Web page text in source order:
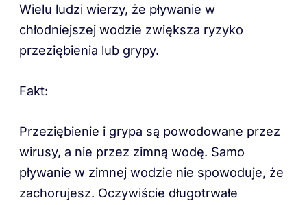
Wielu ludzi wierzy, że pływanie w
chłodniejszej wodzie zwiększa ryzyko
przeziębienia lub grypy.
Fakt:
Przeziębienie i grypa są powodowane przez
wirusy, a nie przez zimną wodę. Samo
pływanie w zimnej wodzie nie spowoduje, że
zachorujesz. Oczywiście długotrwałe